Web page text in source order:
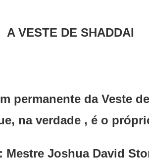
A VESTE DE SHADDAI
permanente da Veste
na verdade , é o
Mestre Joshua David